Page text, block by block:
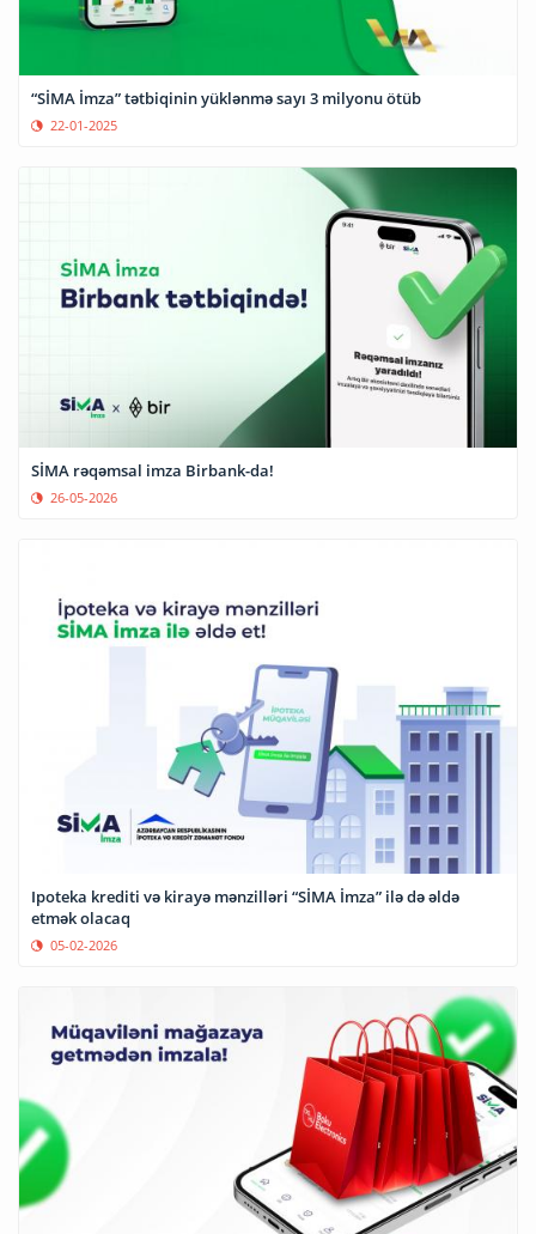
“SİMA İmza” tətbiqinin yüklənmə sayı 3 milyonu ötüb
22-01-2025
SİMA rəqəmsal imza Birbank-da!
26-05-2026
Ipoteka krediti və kirayə mənzilləri “SİMA İmza” ilə də əldə
etmək olacaq
05-02-2026